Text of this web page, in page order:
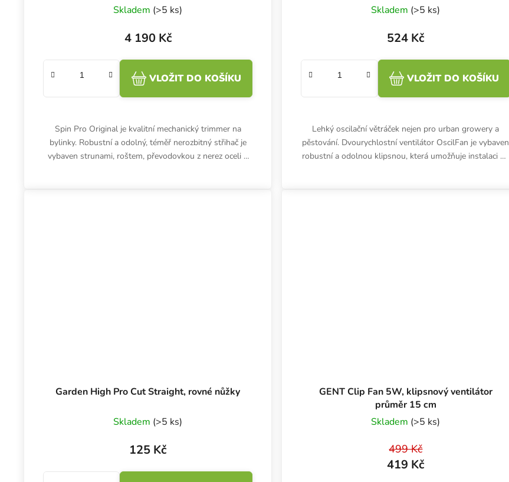
Skladem (>5 ks)
4 190 Kč
VLOŽIT DO KOŠÍKU
Spin Pro Original je kvalitní mechanický trimmer na
bylinky. Robustní a odolný, téměř nerozbitný střihač je
vybaven strunami, roštem, převodovkou z nerez oceli a
Skladem (>5 ks)
524 Kč
VLOŽIT DO KOŠÍKU
Lehký oscilační větráček nejen pro urban growery a
pěstování. Dvourychlostní ventilátor OscilFan je vybaven
robustní a odolnou klipsnou, která umožňuje instalaci na
Garden High Pro Cut Straight, rovné nůžky
Skladem (>5 ks)
125 Kč
GENT Clip Fan 5W, klipsnový ventilátor
průměr 15 cm
Skladem (>5 ks)
419 Kč
499 Kč